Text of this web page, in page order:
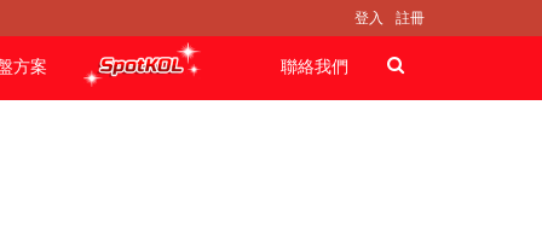
登入 註冊
方案 聯絡我們